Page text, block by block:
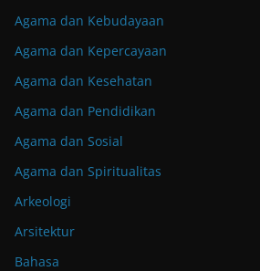
Agama dan Kebudayaan
Agama dan Kepercayaan
Agama dan Kesehatan
Agama dan Pendidikan
Agama dan Sosial
Agama dan Spiritualitas
Arkeologi
Arsitektur
Bahasa